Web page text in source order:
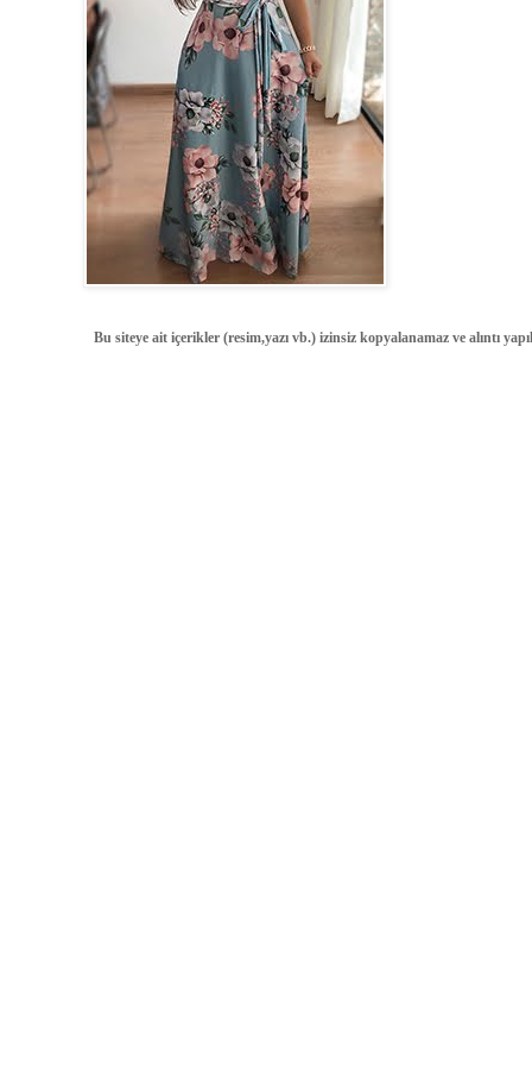
Bu siteye ait içerikler (resim,yazı vb.) izinsiz kopyalanamaz ve alıntı